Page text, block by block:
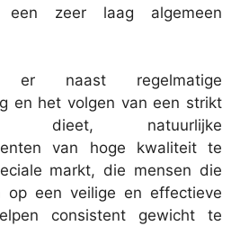
een zeer laag algemeen
er naast regelmatige
en het volgen van een strikt
dieet, natuurlijke
van hoge kwaliteit te
markt, die mensen die
op een veilige en effectieve
consistent gewicht te